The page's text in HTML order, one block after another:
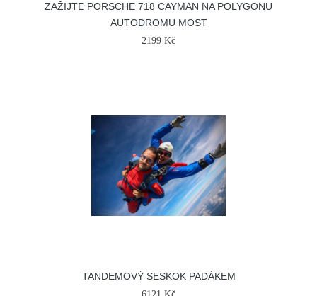
ZAŽIJTE PORSCHE 718 CAYMAN NA POLYGONU
AUTODROMU MOST
2199 Kč
TANDEMOVÝ SESKOK PADÁKEM